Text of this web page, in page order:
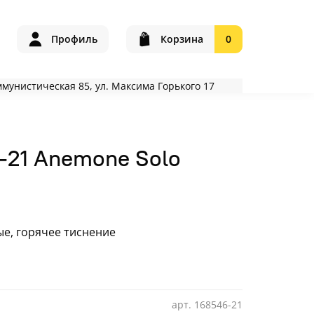
Профиль Корзина 0
85, ул. Максима Горького 17
арт. 168546-21
Anemone Solo
горячее тиснение